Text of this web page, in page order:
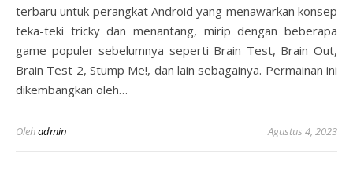
terbaru untuk perangkat Android yang menawarkan konsep
teka-teki tricky dan menantang, mirip dengan beberapa
game populer sebelumnya seperti Brain Test, Brain Out,
Brain Test 2, Stump Me!, dan lain sebagainya. Permainan ini
dikembangkan oleh…
Olehadmin Agustus 4, 2023